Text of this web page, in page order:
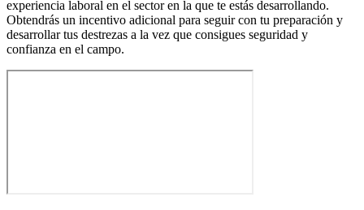
experiencia laboral en el sector en la que te estás desarrollando.
Obtendrás un incentivo adicional para seguir con tu preparación y
desarrollar tus destrezas a la vez que consigues seguridad y
confianza en el campo.